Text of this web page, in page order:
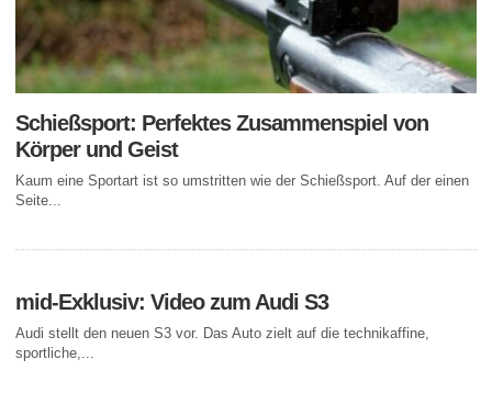
Schießsport: Perfektes Zusammenspiel von
Körper und Geist
Kaum eine Sportart ist so umstritten wie der Schießsport. Auf der einen
Seite...
mid-Exklusiv: Video zum Audi S3
Audi stellt den neuen S3 vor. Das Auto zielt auf die technikaffine,
sportliche,...